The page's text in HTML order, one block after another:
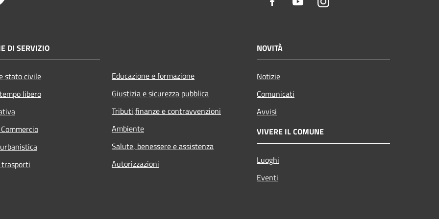
DI SERVIZIO
stato civile
libero
Educazione e formazione
Giustizia e sicurezza pubblica
Tributi,finanze e contravvenzioni
Ambiente
Salute, benessere e assistenza
Autorizzazioni
NOVITÀ
Notizie
Comunicati
Avvisi
VIVERE IL COMUNE
Luoghi
Eventi